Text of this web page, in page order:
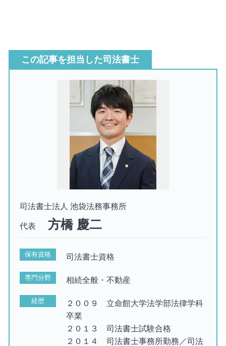
この記事を担当した司法書士
司法書士法人 池袋法務事務所
代表 方橋 慶二
保有資格 司法書士資格
専門分野 相続全般・不動産
経歴
２００９ 立命館大学法学部法律学科
卒業
２０１３ 司法書士試験合格
２０１４ 司法書士事務所勤務／司法